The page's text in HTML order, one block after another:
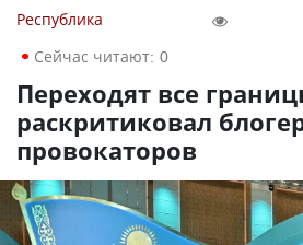
Республика
Сейчас читают: 0
Переходят все
раскритиковал
провокаторов